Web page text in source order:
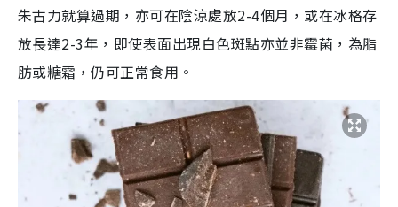
朱古力就算過期，亦可在陰涼處放2-4個月，或在冰格存
放長達2-3年，即使表面出現白色斑點亦並非霉菌，為脂
肪或糖霜，仍可正常食用。